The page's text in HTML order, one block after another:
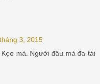
3, 2015
mà. Người đâu mà đa tài